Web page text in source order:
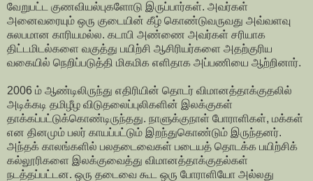
வேறுபட்ட குணவியல்புகளோடு இருப்பார்கள். அவர்கள்
அனைவரையும் ஒரு குடையின் கீழ் கொண்டுவருவது அவ்வளவு
சுலபமான காரியமல்ல. கடாபி அண்ணை அவர்கள் சரியாக
திட்டமிடல்களை வகுத்து பயிற்சி ஆசிரியர்களை அதற்குரிய
வகையில் நெறிப்படுத்தி மிகமிக எளிதாக அப்பணியை ஆற்றினார்.
2006 ம் ஆண்டிலிருந்து எதிரியின் தொடர் விமானத்தாக்குதலில்
அடிக்கடி தமிழீழ விடுதலைப்புலிகளின் இலக்குகள்
தாக்கப்பட்டுக்கொண்டிருந்தது. நாளுக்குநாள் போராளிகள், மக்கள்
என தினமும் பலர் காயப்பட்டும் இறந்துகொண்டும் இருந்தனர்.
அந்தக் காலங்களில் பலதடைவைகள் படையத் தொடக்க பயிற்சிக்
கல்லூரிகளை இலக்குவைத்து விமானத்தாக்குதல்கள்
நடத்தப்பட்டன. ஒரு தடைவை கூட ஒரு போராளியோ அல்லது